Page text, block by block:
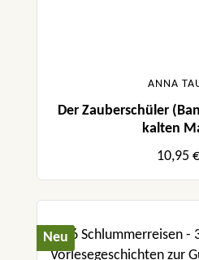
ANNA
Der Zauberschüler
kalten
10,95
Neu